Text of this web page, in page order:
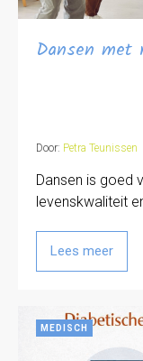
Dansen met
Door: Petra Teunissen
Dansen is goed
levenskwaliteit
Lees meer
MEDISCH